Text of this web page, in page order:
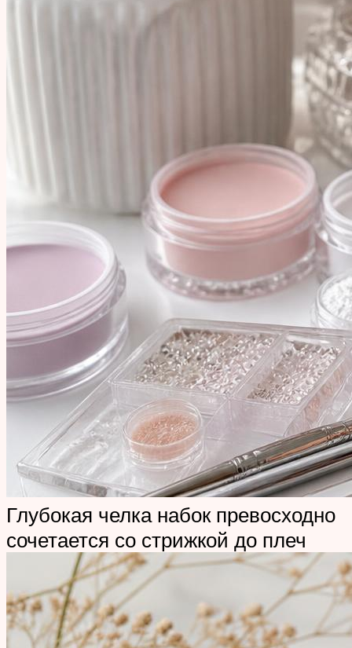
Глубокая челка набок превосходно
сочетается со стрижкой до плеч